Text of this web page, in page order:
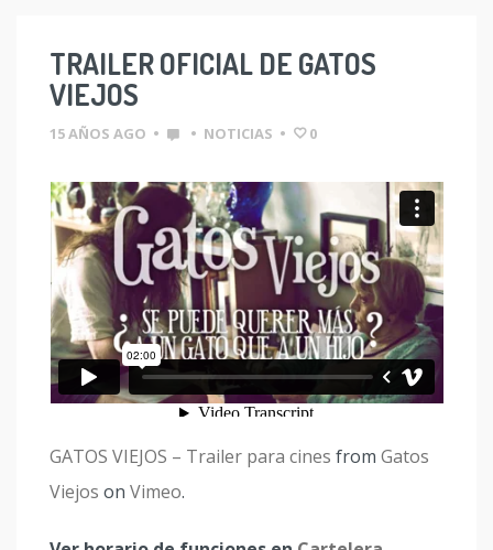
TRAILER OFICIAL DE GATOS
VIEJOS
15 AÑOS AGO • • NOTICIAS • 0
GATOS VIEJOS – Trailer para cines from Gatos
Viejos on Vimeo.